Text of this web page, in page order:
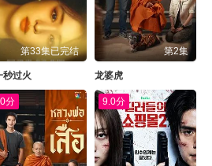
第33集已完结
秒过火
第2集
龙婆虎
分 9.0分